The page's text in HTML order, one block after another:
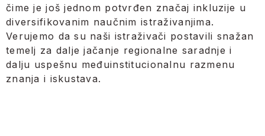
čime je još jednom potvrđen značaj inkluzije u
diversifikovanim naučnim istraživanjima.
Verujemo da su naši istraživači postavili snažan
temelj za dalje jačanje regionalne saradnje i
dalju uspešnu međuinstitucionalnu razmenu
znanja i iskustava.